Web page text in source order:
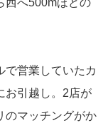
西へ500mほどの
で営業していたカ
お引越し。2店が
のマッチングがか